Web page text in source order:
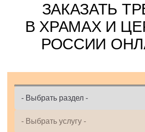
ЗАКАЗАТЬ
В ХРАМАХ И
РОССИИ